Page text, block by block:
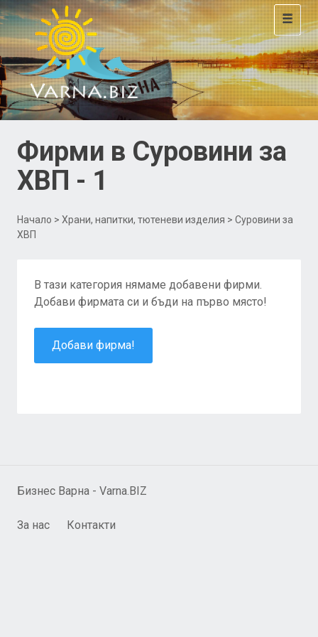
Toggle
Фирми в Суровини за
ХВП - 1
Начало > Храни, напитки, тютеневи изделия > Суровини за
ХВП
В тази категория нямаме добавени фирми.
Добави фирмата си и бъди на първо място!
Добави фирма!
Бизнес Варна - Varna.BIZ
За нас Контакти